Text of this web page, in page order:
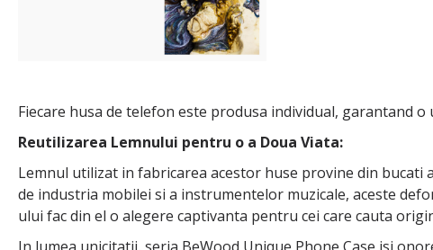
Fiecare husa de telefon este produsa individual, garantand
Reutilizarea Lemnului pentru o a Doua Viata:
Lemnul utilizat in fabricarea acestor huse provine din
de industria mobilei si a instrumentelor muzicale, aceste
ului fac din el o alegere captivanta pentru cei care cauta